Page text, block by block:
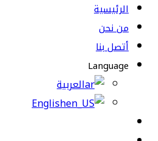
الرئيسية
من نحن
أتصل بنا
Language
العربية
English